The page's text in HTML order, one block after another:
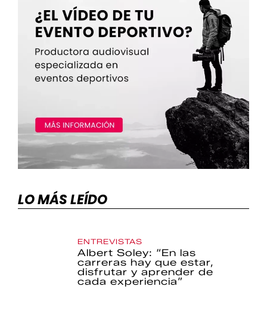
LO MÁS LEÍDO
ENTREVISTAS
Albert Soley: “En las
carreras hay que estar,
disfrutar y aprender de
cada experiencia”